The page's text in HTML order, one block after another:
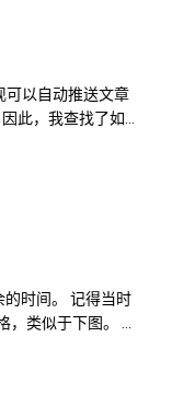
较少，我选择了
以自动推送文章
此，我查找了如何
功能。 实际上，主
来实现的。具体步
时间。 记得当时
类似于下图。 效
然后呢，我就想